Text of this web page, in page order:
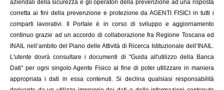
aziendali della sicurezza e gli operatori della prevenzione ad una risposta
corretta ai fini della prevenzione e protezione da AGENTI FISICI in tutti i
comparti lavorativi. Il Portale è in corso di sviluppo e aggiornamento
continuo grazie ad un accordo di collaborazione fra Regione Toscana ed
INAIL nell’ambito del Piano delle Attività di Ricerca Istituzionale dell’INAIL.
L'utente dovrà consultare i documenti di "Guida all'utilizzo della Banca
Dati" per ogni singolo Agente Fisico al fine di poter utilizzare in maniera
appropriata i dati in essa contenuti. Si declina qualsiasi responsabilità